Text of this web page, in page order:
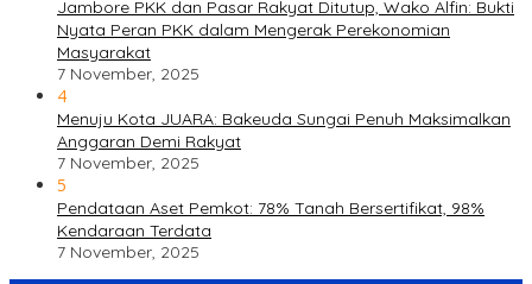
Jambore PKK dan Pasar Rakyat Ditutup, Wako Alfin: Bukti
Nyata Peran PKK dalam Mengerak Perekonomian
Masyarakat
7 November, 2025
4
Menuju Kota JUARA: Bakeuda Sungai Penuh Maksimalkan
Anggaran Demi Rakyat
7 November, 2025
5
Pendataan Aset Pemkot: 78% Tanah Bersertifikat, 98%
Kendaraan Terdata
7 November, 2025